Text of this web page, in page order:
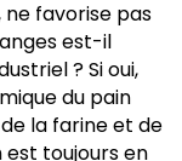
favorise pas
est-il
? Si oui,
du pain
la farine et de
est toujours en